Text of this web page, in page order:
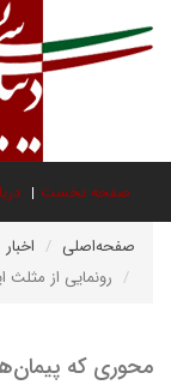
صفحه نخست
صفحه‌اصلی اخبار
رونمایی از مثلث
محوری که